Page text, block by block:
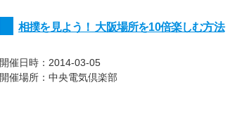
相撲を見よう！ 大阪場所を10倍楽しむ方法
開催日時： 2014-03-05
開催場所： 中央電気倶楽部